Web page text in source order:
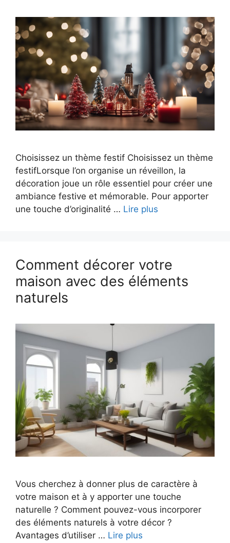
Choisissez un thème festif Choisissez un thème
festifLorsque l’on organise un réveillon, la
décoration joue un rôle essentiel pour créer une
ambiance festive et mémorable. Pour apporter
une touche d’originalité … Lire plus
Comment décorer votre
maison avec des éléments
naturels
Vous cherchez à donner plus de caractère à
votre maison et à y apporter une touche
naturelle ? Comment pouvez-vous incorporer
des éléments naturels à votre décor ?
Avantages d’utiliser … Lire plus